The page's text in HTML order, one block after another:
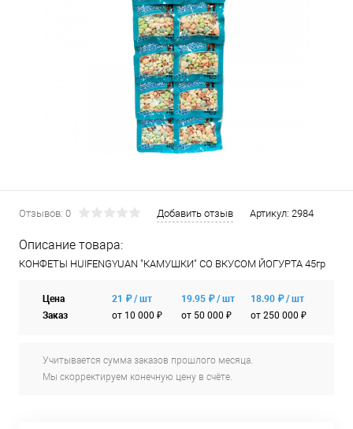
Отзывов: 0 Добавить отзыв Артикул: 2984
Описание товара:
КОНФЕТЫ HUIFENGYUAN "КАМУШКИ" СО ВКУСОМ ЙОГУРТА 45гр
Цена
Заказ
21 ₽ / шт
от 10 000 ₽
19.95 ₽ / шт
от 50 000 ₽
18.90 ₽ / шт
от 250 000 ₽
Учитывается сумма заказов прошлого месяца.
Мы скорректируем конечную цену в счёте.